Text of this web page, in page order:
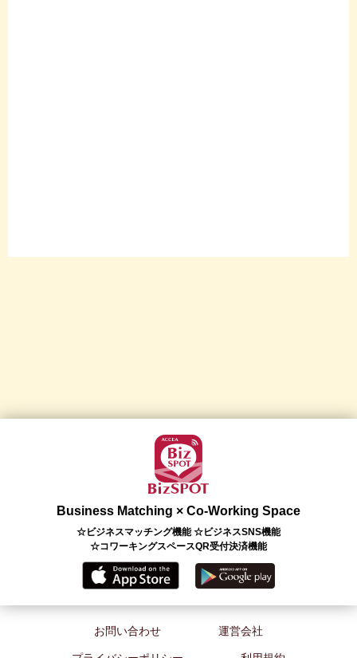
Business Matching × Co-Working Space
☆ビジネスマッチング機能 ☆ビジネスSNS機能
☆コワーキングスペースQR受付決済機能
お問い合わせ 運営会社